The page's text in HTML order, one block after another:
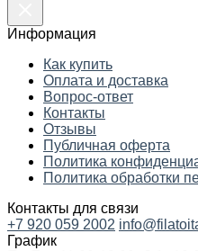
Информация
Как купить
Оплата и доставка
Вопрос-ответ
Контакты
Отзывы
Публичная оферта
Политика
Политика обработки
Контакты для связи
+7 920 059 2002
График